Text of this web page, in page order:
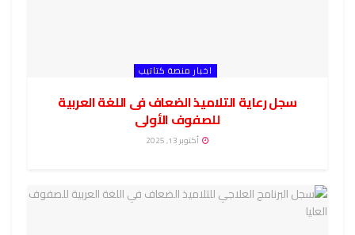
اخبار منصة كتاتيب
سجل رعاية التلاميذ الضعاف فى اللغة العربية
للصفوف الأولى
أكتوبر 13, 2025